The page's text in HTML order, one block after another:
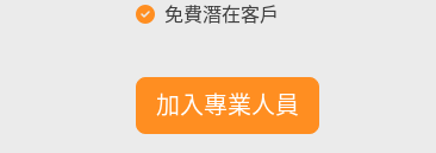
免費潛在客戶
加入專業人員